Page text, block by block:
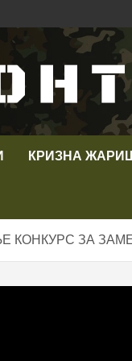
КРИЗНА
КОНКУРС ЗА